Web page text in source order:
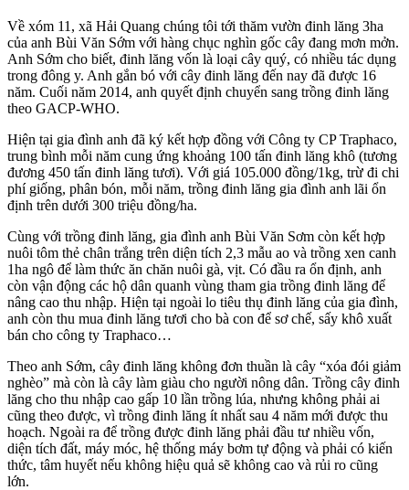
Về xóm 11, xã Hải Quang chúng tôi tới thăm vườn đinh lăng 3ha
của anh Bùi Văn Sớm với hàng chục nghìn gốc cây đang mơn mởn.
Anh Sớm cho biết, đinh lăng vốn là loại cây quý, có nhiều tác dụng
trong đông y. Anh gắn bó với cây đinh lăng đến nay đã được 16
năm. Cuối năm 2014, anh quyết định chuyển sang trồng đinh lăng
theo GACP-WHO.
Hiện tại gia đình anh đã ký kết hợp đồng với Công ty CP Traphaco,
trung bình mỗi năm cung ứng khoảng 100 tấn đinh lăng khô (tương
đương 450 tấn đinh lăng tươi). Với giá 105.000 đồng/1kg, trừ đi chi
phí giống, phân bón, mỗi năm, trồng đinh lăng gia đình anh lãi ổn
định trên dưới 300 triệu đồng/ha.
Cùng với trồng đinh lăng, gia đình anh Bùi Văn Sơm còn kết hợp
nuôi tôm thẻ chân trắng trên diện tích 2,3 mẫu ao và trồng xen canh
1ha ngô để làm thức ăn chăn nuôi gà, vịt. Có đầu ra ổn định, anh
còn vận động các hộ dân quanh vùng tham gia trồng đinh lăng để
nâng cao thu nhập. Hiện tại ngoài lo tiêu thụ đinh lăng của gia đình,
anh còn thu mua đinh lăng tươi cho bà con để sơ chế, sấy khô xuất
bán cho công ty Traphaco…
Theo anh Sớm, cây đinh lăng không đơn thuần là cây “xóa đói giảm
nghèo” mà còn là cây làm giàu cho người nông dân. Trồng cây đinh
lăng cho thu nhập cao gấp 10 lần trồng lúa, nhưng không phải ai
cũng theo được, vì trồng đinh lăng ít nhất sau 4 năm mới được thu
hoạch. Ngoài ra để trồng được đinh lăng phải đầu tư nhiều vốn,
diện tích đất, máy móc, hệ thống máy bơm tự động và phải có kiến
thức, tâm huyết nếu không hiệu quả sẽ không cao và rủi ro cũng
lớn.